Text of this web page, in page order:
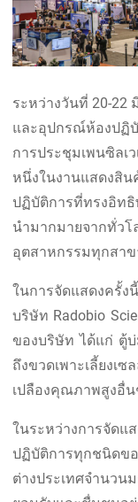
ระหว่างวันที่ 20-22
และอุปกรณ์ห้องปฏิบั
การประชุมเพนซิลเ
หนึ่งในงานแสดงสิ
ปฏิบัติการที่ทรงอิท
นำมากมายจากทั่วโ
อุตสาหกรรมทุกสาข
ในการจัดแสดงครั้ง
บริษัท Radobio
ของบริษัท ได้แก่ ตู้บ่
ถึงขวดเพาะเลี้ยงเ
เปลืองคุณภาพสูงอื่น
ในระหว่างการจัดแ
ปฏิบัติการทุกชนิดข
ต่างประเทศจำน